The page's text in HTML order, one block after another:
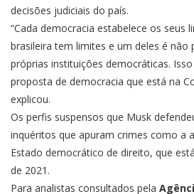
decisões judiciais do país.
“Cada democracia estabelece os seus
brasileira tem limites e um deles é não
próprias instituições democráticas.
proposta de democracia que está na
explicou.
Os perfis suspensos que Musk
inquéritos que apuram crimes como a
Estado democrático de direito, que
de 2021.
Para analistas consultados pela